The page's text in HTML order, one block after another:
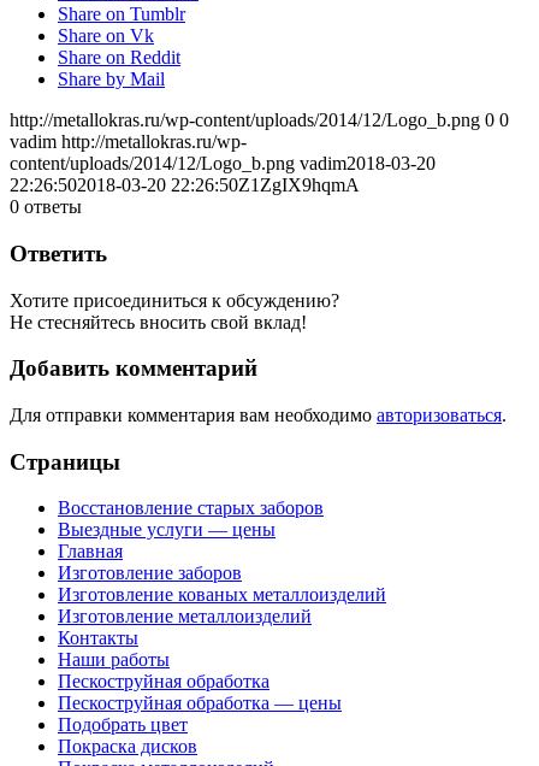
Share on Tumblr
Share on Vk
Share on Reddit
Share by Mail
http://metallokras.ru/wp-content/uploads/2014/12/Logo_b.png 0 0
vadim http://metallokras.ru/wp-
content/uploads/2014/12/Logo_b.png vadim2018-03-20
22:26:502018-03-20 22:26:50Z1ZgIX9hqmA
0 ответы
Ответить
Хотите присоединиться к обсуждению?
Не стесняйтесь вносить свой вклад!
Добавить комментарий
Для отправки комментария вам необходимо авторизоваться.
Страницы
Восстановление старых заборов
Выездные услуги — цены
Главная
Изготовление заборов
Изготовление кованых металлоизделий
Изготовление металлоизделий
Контакты
Наши работы
Пескоструйная обработка
Пескоструйная обработка — цены
Подобрать цвет
Покраска дисков